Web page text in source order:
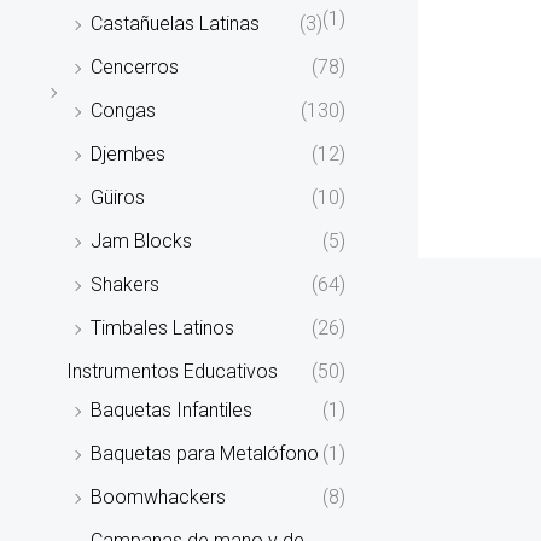
(1)
Castañuelas Latinas
(3)
Cencerros
(78)
Congas
(130)
Djembes
(12)
Güiros
(10)
Jam Blocks
(5)
Shakers
(64)
Timbales Latinos
(26)
Instrumentos Educativos
(50)
Baquetas Infantiles
(1)
Baquetas para Metalófono (1)
Boomwhackers
(8)